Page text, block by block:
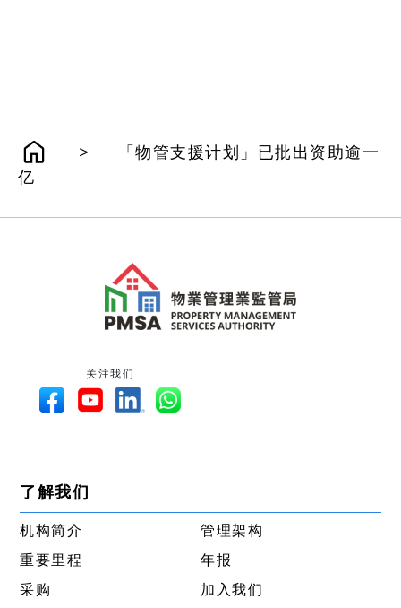
>
「物管支援计划」已批出资助逾一
亿
关注我们
了解我们
机构简介
管理架构
重要里程
年报
采购
加入我们